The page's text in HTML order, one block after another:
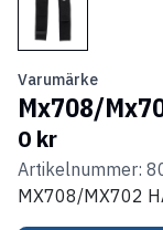
Varumärke
Mx708/
0 kr
Artikelnummer:
MX708/MX702